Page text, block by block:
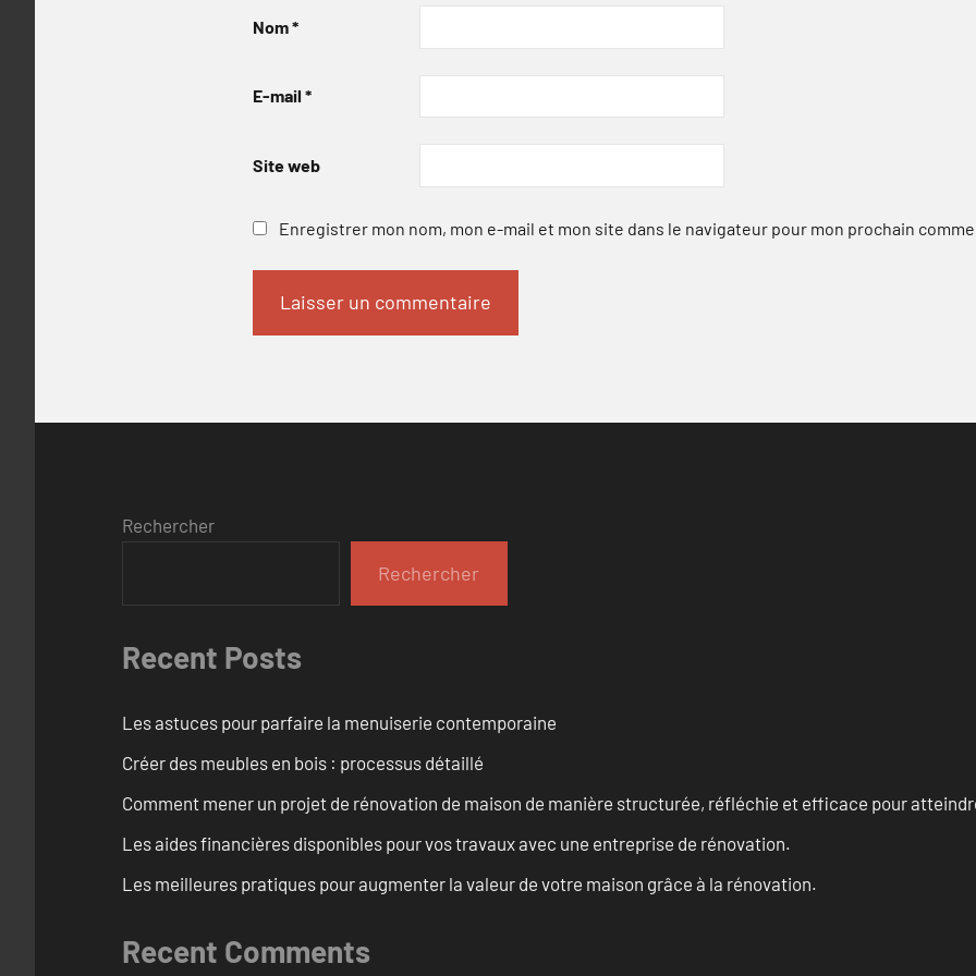
Nom*
E-mail *
Site web
Enregistrer mon nom, mon e-mail et mon site dans le navigateur pour mon prochain
Rechercher
Rechercher
Recent Posts
Les astuces pour parfaire la menuiserie contemporaine
Créer des meubles en bois : processus détaillé
Comment mener un projet de rénovation de maison de manière structurée, réfléchie et efficace pour
Les aides financières disponibles pour vos travaux avec une entreprise de rénovation.
Les meilleures pratiques pour augmenter la valeur de votre maison grâce à la rénovation.
Recent Comments